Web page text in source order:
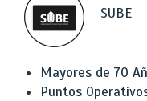
SUBE
Mayores de 70
Puntos